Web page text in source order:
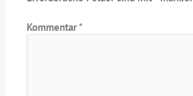
Kommentar*